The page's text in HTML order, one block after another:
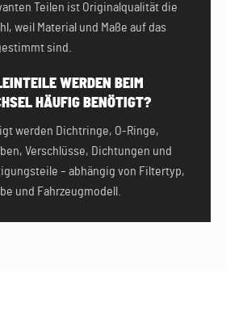
Teilen ist Originalqualität die
weil Material und Maße auf das
sind.
WERDEN BEIM
HÄUFIG BENÖTIGT?
werden Dichtringe, O-Ringe,
Verschlüsse, Dichtungen und
– abhängig von Filtertyp,
und Fahrzeugmodell.